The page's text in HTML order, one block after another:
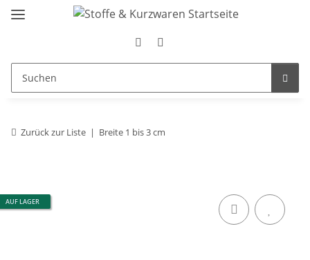
Zurück zur Liste Breite 1 bis 3 cm
AUF LAGER